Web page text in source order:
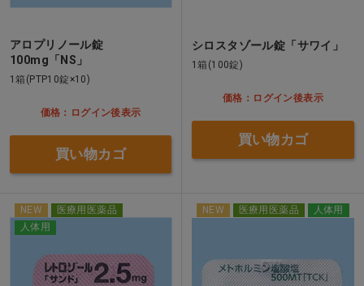
アロプリノール錠
100mg「NS」
1箱(PTP10錠×10)
価格：ログイン後表示
買い物カゴ
シロスタゾール錠「サワイ」
1箱(100錠)
価格：ログイン後表示
買い物カゴ
NEW
医療用医薬品
人体用
NEW 医療用医薬品 人体用